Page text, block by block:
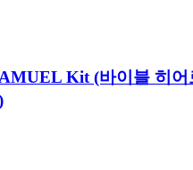
Kit (바이블 히어